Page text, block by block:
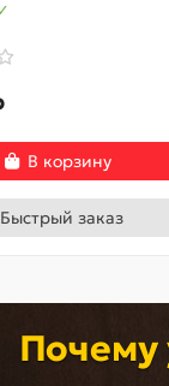
В корзину
Быстрый заказ
Почему